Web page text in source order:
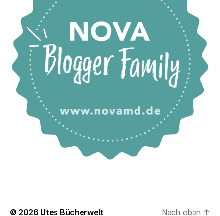
© 2026 Utes Bücherwelt Nach oben ↑